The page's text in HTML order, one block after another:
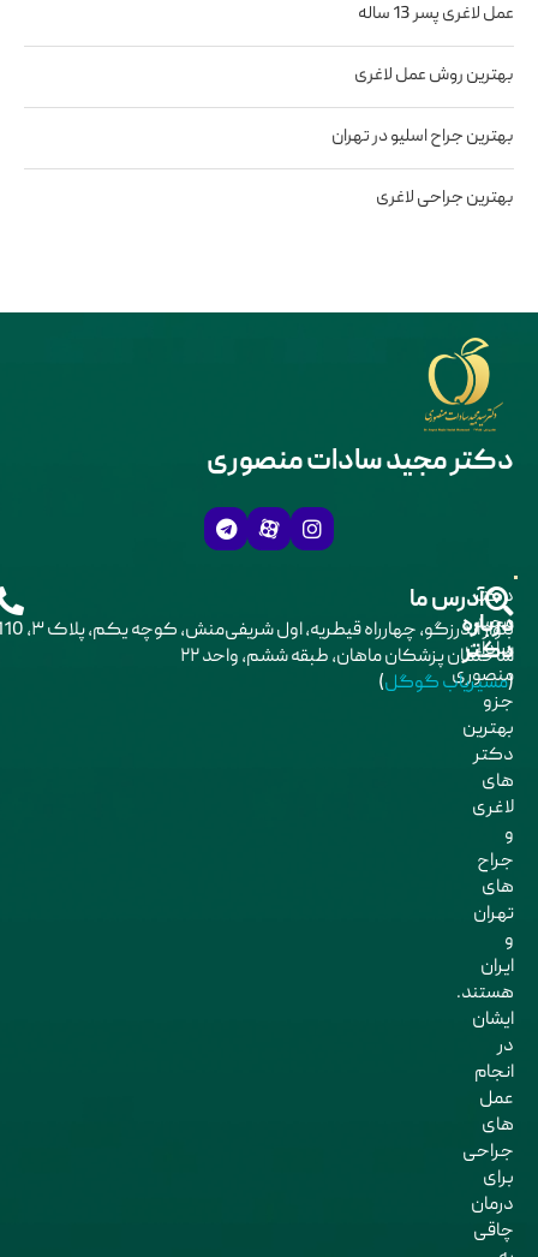
عمل لاغری پسر 13 ساله
بهترین روش عمل لاغری
بهترین جراح اسلیو در تهران
بهترین جراحی لاغری
دکتر مجید سادات منصوری
درباره
دکتر
دکتر
مجید
سادات
منصوری
جزو
بهترین
دکتر
های
لاغری
و
جراح
های
تهران
و
ایران
هستند.
ایشان
در
انجام
عمل
های
جراحی
برای
درمان
چاقی
آدرس ما
بلوار اندرزگو، چهارراه قیطریه، اول شریفی‌منش، کوچه یکم، پلاک ۳،
ساختمان پزشکان ماهان، طبقه ششم، واحد ۲۲
(مسیریاب گوگل)
21 98+